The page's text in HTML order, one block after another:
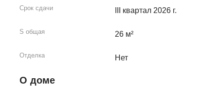
Срок сдачи III квартал 2026 г.
S общая 26 м²
Отделка Нет
О доме